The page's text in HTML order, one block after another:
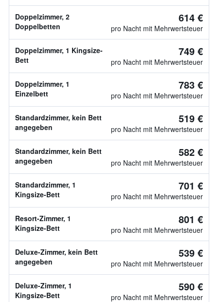
Doppelzimmer, 2
Doppelbetten
614 €
pro Nacht mit Mehrwertsteuer
Doppelzimmer, 1 Kingsize-
Bett
749 €
pro Nacht mit Mehrwertsteuer
Doppelzimmer, 1
Einzelbett
783 €
pro Nacht mit Mehrwertsteuer
Standardzimmer, kein Bett
angegeben
519 €
pro Nacht mit Mehrwertsteuer
Standardzimmer, kein Bett
angegeben
582 €
pro Nacht mit Mehrwertsteuer
Standardzimmer, 1
Kingsize-Bett
701 €
pro Nacht mit Mehrwertsteuer
Resort-Zimmer, 1
Kingsize-Bett
801 €
pro Nacht mit Mehrwertsteuer
Deluxe-Zimmer, kein Bett
angegeben
539 €
pro Nacht mit Mehrwertsteuer
Deluxe-Zimmer, 1
Kingsize-Bett
590 €
pro Nacht mit Mehrwertsteuer